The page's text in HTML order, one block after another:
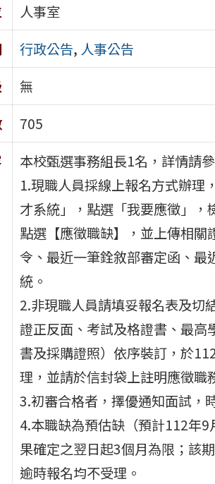
人事室
行政公告, 人事公告
無
705
本校甄選事務組長1名，詳情請
1.現職人員採線上報名方式辦理
才系統」，點選「我要應徵」，
點選【應徵職缺】，並上傳相
令、最近一筆銓敘部審定函、
統。
2.非現職人員請填妥報名表及切
證正反面、考試及格證書、最
書及採購證照）依序裝訂，於
理，並請於信封袋上註明應徵職
3.初審合格者，擇優通知面試，
4.本職缺為預估缺（預計112年
果確定之翌日起3個月為限；該
逾時報名均不受理。